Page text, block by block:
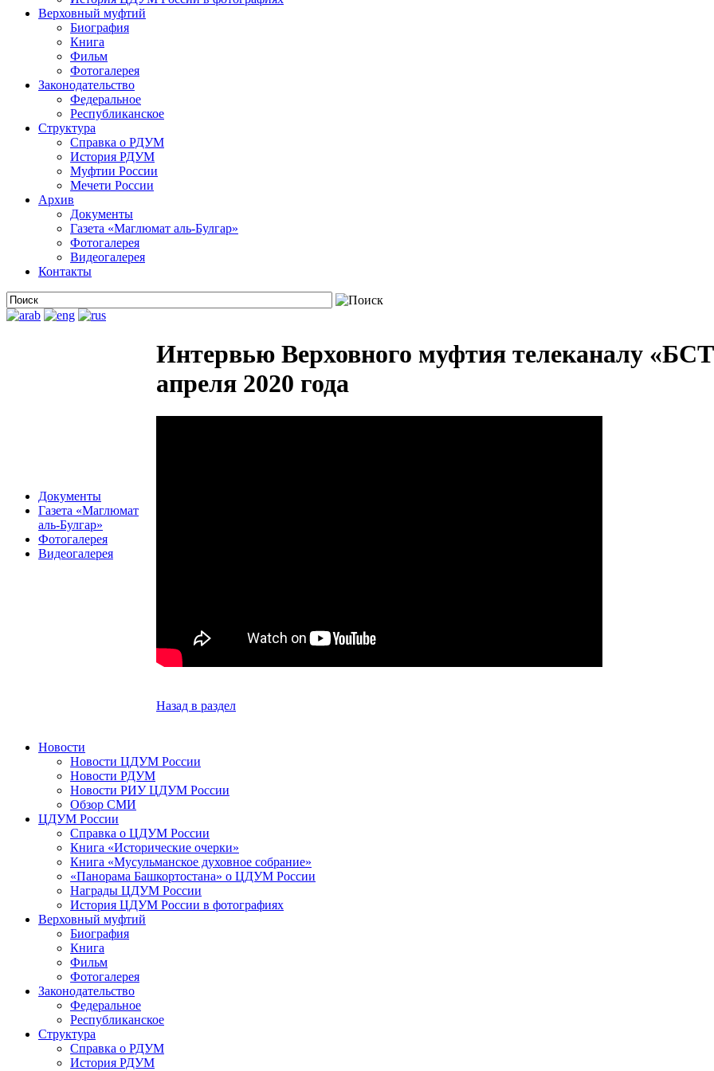
Верховный муфтий
Биография
Книга
Фильм
Фотогалерея
Законодательство
Федеральное
Республиканское
Структура
Справка о РДУМ
История РДУМ
Муфтии России
Мечети России
Архив
Документы
Газета «Маглюмат аль-Булгар»
Фотогалерея
Видеогалерея
Контакты
Документы
Газета «Маглюмат
аль-Булгар»
Фотогалерея
Видеогалерея
Интервью Верховного муфтия телеканалу
апреля 2020 года
Назад в раздел
Новости
Новости ЦДУМ России
Новости РДУМ
Новости РИУ ЦДУМ России
Обзор СМИ
ЦДУМ России
Справка о ЦДУМ России
Книга «Исторические очерки»
Книга «Мусульманское духовное собрание»
«Панорама Башкортостана» о ЦДУМ России
Награды ЦДУМ России
История ЦДУМ России в фотографиях
Верховный муфтий
Биография
Книга
Фильм
Фотогалерея
Законодательство
Федеральное
Республиканское
Структура
Справка о РДУМ
История РДУМ